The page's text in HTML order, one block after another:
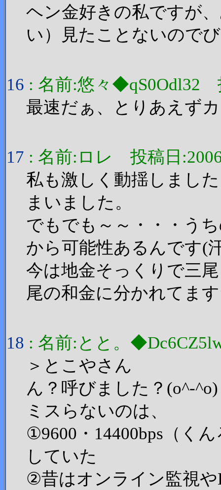
ヘン金好きの私ですが
い）見たことないので
16 : 名前:悠々◆qS0Odl32
最速だぁ、とりあえず
17 : 名前:ロレ 投稿日
私も激しく動揺しまし
まいました。
でもでも～～・・・う
から可能性あるんです(
今は地金そっくりで三
尾の和金に分かれてま
18 : 名前:とと。
＞とこやさん
ん？呼びました？(o^-^o)
ミスらないのは、
①9600・14400bps（く
していた
②昔はオンライン監視